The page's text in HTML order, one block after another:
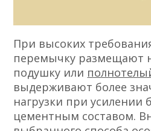
При высоких
перемычку размещают
подушку или
выдерживают более
нагрузки при усилении
цементным составом.